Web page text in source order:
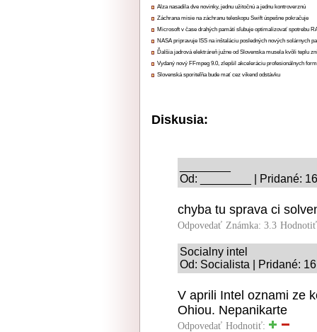
Alza nasadila dve novinky, jednu užitočnú a jednu kontroverznú
Záchrana misie na záchranu teleskopu Swift úspešne pokračuje
Microsoft v čase drahých pamätí sľubuje optimalizovať spotrebu
NASA pripravuje ISS na inštaláciu posledných nových solárnych
Ďalšia jadrová elektráreň južne od Slovenska musela kvôli teplu
Vydaný nový FFmpeg 9.0, zlepšil akceleráciu profesionálnych
Slovenská sporiteľňa bude mať cez víkend odstávku
Diskusia:
Od: ________ | Pridané:
chyba tu sprava ci
Odpovedať Známka: 3.3
Socialny intel
Od: Socialista | Pridané:
V aprili Intel oznami ze
Ohiou. Nepanikarte
Odpovedať Hodnotiť: